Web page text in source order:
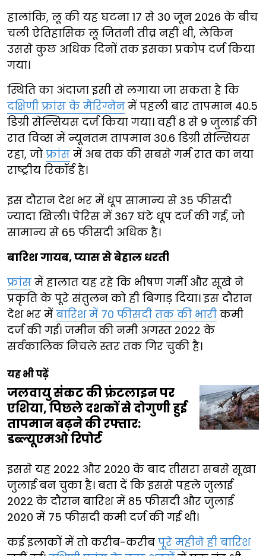
हालांकि, लू की यह घटना 17 से 30 जून 2026 के बीच
चली ऐतिहासिक लू जितनी तीव्र नहीं थी, लेकिन
उससे कुछ अधिक दिनों तक इसका प्रकोप दर्ज किया
गया।
स्थिति का अंदाजा इसी से लगाया जा सकता है कि
दक्षिणी फ्रांस के मैरिग्नेन में पहली बार तापमान 40.5
डिग्री सेल्सियस दर्ज किया गया। वहीं 8 से 9 जुलाई की
रात विव्स में न्यूनतम तापमान 30.6 डिग्री सेल्सियस
रहा, जो फ्रांस में अब तक की सबसे गर्म रात का नया
राष्ट्रीय रिकॉर्ड है।
इस दौरान देश भर में धूप सामान्य से 35 फीसदी
ज्यादा खिली। पेरिस में 367 घंटे धूप दर्ज की गई, जो
सामान्य से 65 फीसदी अधिक है।
बारिश गायब, प्यास से बेहाल धरती
फ्रांस में हालात यह रहे कि भीषण गर्मी और सूखे ने
प्रकृति के पूरे संतुलन को ही बिगाड़ दिया। इस दौरान
देश भर में बारिश में 70 फीसदी तक की भारी कमी
दर्ज की गई। जमीन की नमी अगस्त 2022 के
सर्वकालिक निचले स्तर तक गिर चुकी है।
यह भी पढ़ें
जलवायु संकट की फ्रंटलाइन पर
एशिया, पिछले दशकों से दोगुणी हुई
तापमान बढ़ने की रफ्तार:
डब्ल्यूएमओ रिपोर्ट
इससे यह 2022 और 2020 के बाद तीसरा सबसे सूखा
जुलाई बन चुका है। बता दें कि इससे पहले जुलाई
2022 के दौरान बारिश में 85 फीसदी और जुलाई
2020 में 75 फीसदी कमी दर्ज की गई थी।
कई इलाकों में तो करीब-करीब पूरे महीने ही बारिश